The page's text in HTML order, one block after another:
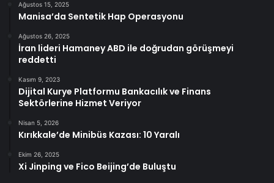
Ağustos 15, 2025
Manisa’da Sentetik Hap Operasyonu
Ağustos 26, 2025
İran lideri Hamaney ABD ile doğrudan görüşmeyi
reddetti
Kasım 9, 2023
Dijital Kurye Platformu Bankacılık ve Finans
Sektörlerine Hizmet Veriyor
Nisan 5, 2026
Kırıkkale’de Minibüs Kazası: 10 Yaralı
Ekim 26, 2025
Xi Jinping ve Fico Beijing’de Buluştu